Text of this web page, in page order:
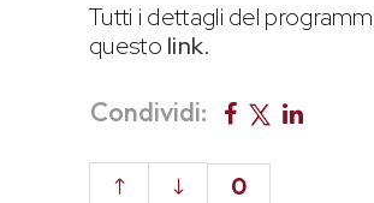
Tutti i dettagli del
questo link.
Condividi:
0